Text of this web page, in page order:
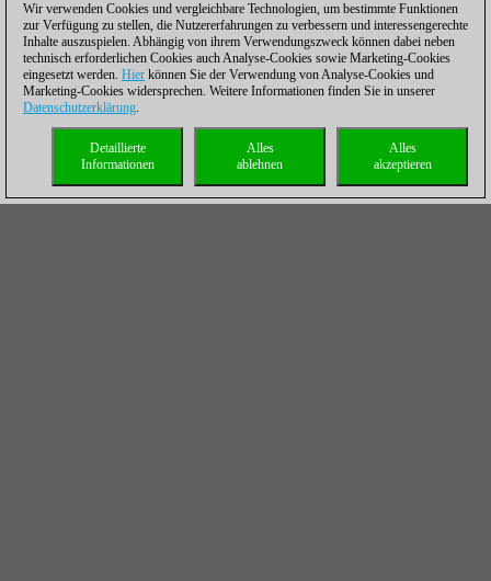
Wir verwenden Cookies und vergleichbare Technologien, um bestimmte Funktionen
zur Verfügung zu stellen, die Nutzererfahrungen zu verbessern und interessengerechte
Inhalte auszuspielen. Abhängig von ihrem Verwendungszweck können dabei neben
technisch erforderlichen Cookies auch Analyse-Cookies sowie Marketing-Cookies
eingesetzt werden. Hier können Sie der Verwendung von Analyse-Cookies und
Marketing-Cookies widersprechen. Weitere Informationen finden Sie in unserer
Datenschutzerklärung.
Alles
akzeptieren
Alles
ablehnen
Detaillierte
Informationen